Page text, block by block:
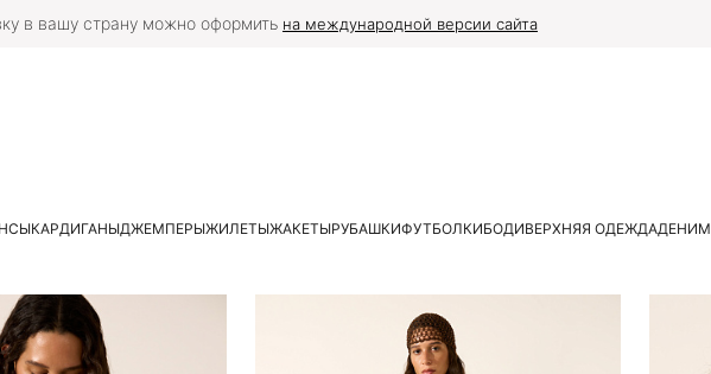
в вашу страну можно оформить на международной версии сайта
КАРДИГАНЫДЖЕМПЕРЫЖИЛЕТЫЖАКЕТЫРУБАШКИФУТБОЛКИБОДИВЕРХНЯЯ ОДЕЖДАДЕНИМ